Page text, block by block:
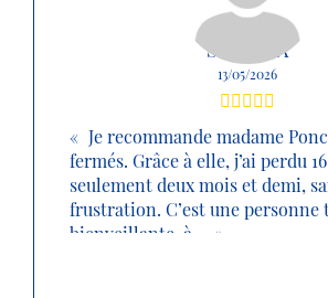
SABRINA
13/05/2026
Je recommande madame
fermés. Grâce à elle, j’ai perdu
seulement deux mois et demi,
frustration. C’est une personne
bienveillante, à ...